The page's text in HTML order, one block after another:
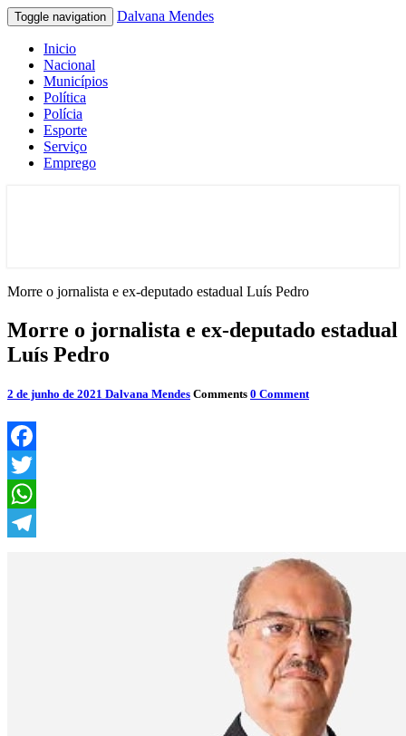
Toggle navigation Dalvana Mendes
Inicio
Nacional
Municípios
Política
Polícia
Esporte
Serviço
Emprego
Morre o jornalista e ex-deputado estadual Luís Pedro
Morre o jornalista e ex-deputado estadual
Luís Pedro
2 de junho de 2021 Dalvana Mendes Comments 0 Comment
Facebook
Twitter
WhatsApp